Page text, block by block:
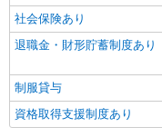
社会保険あり
退職金・財形貯蓄制度あり
制服貸与
資格取得支援制度あり